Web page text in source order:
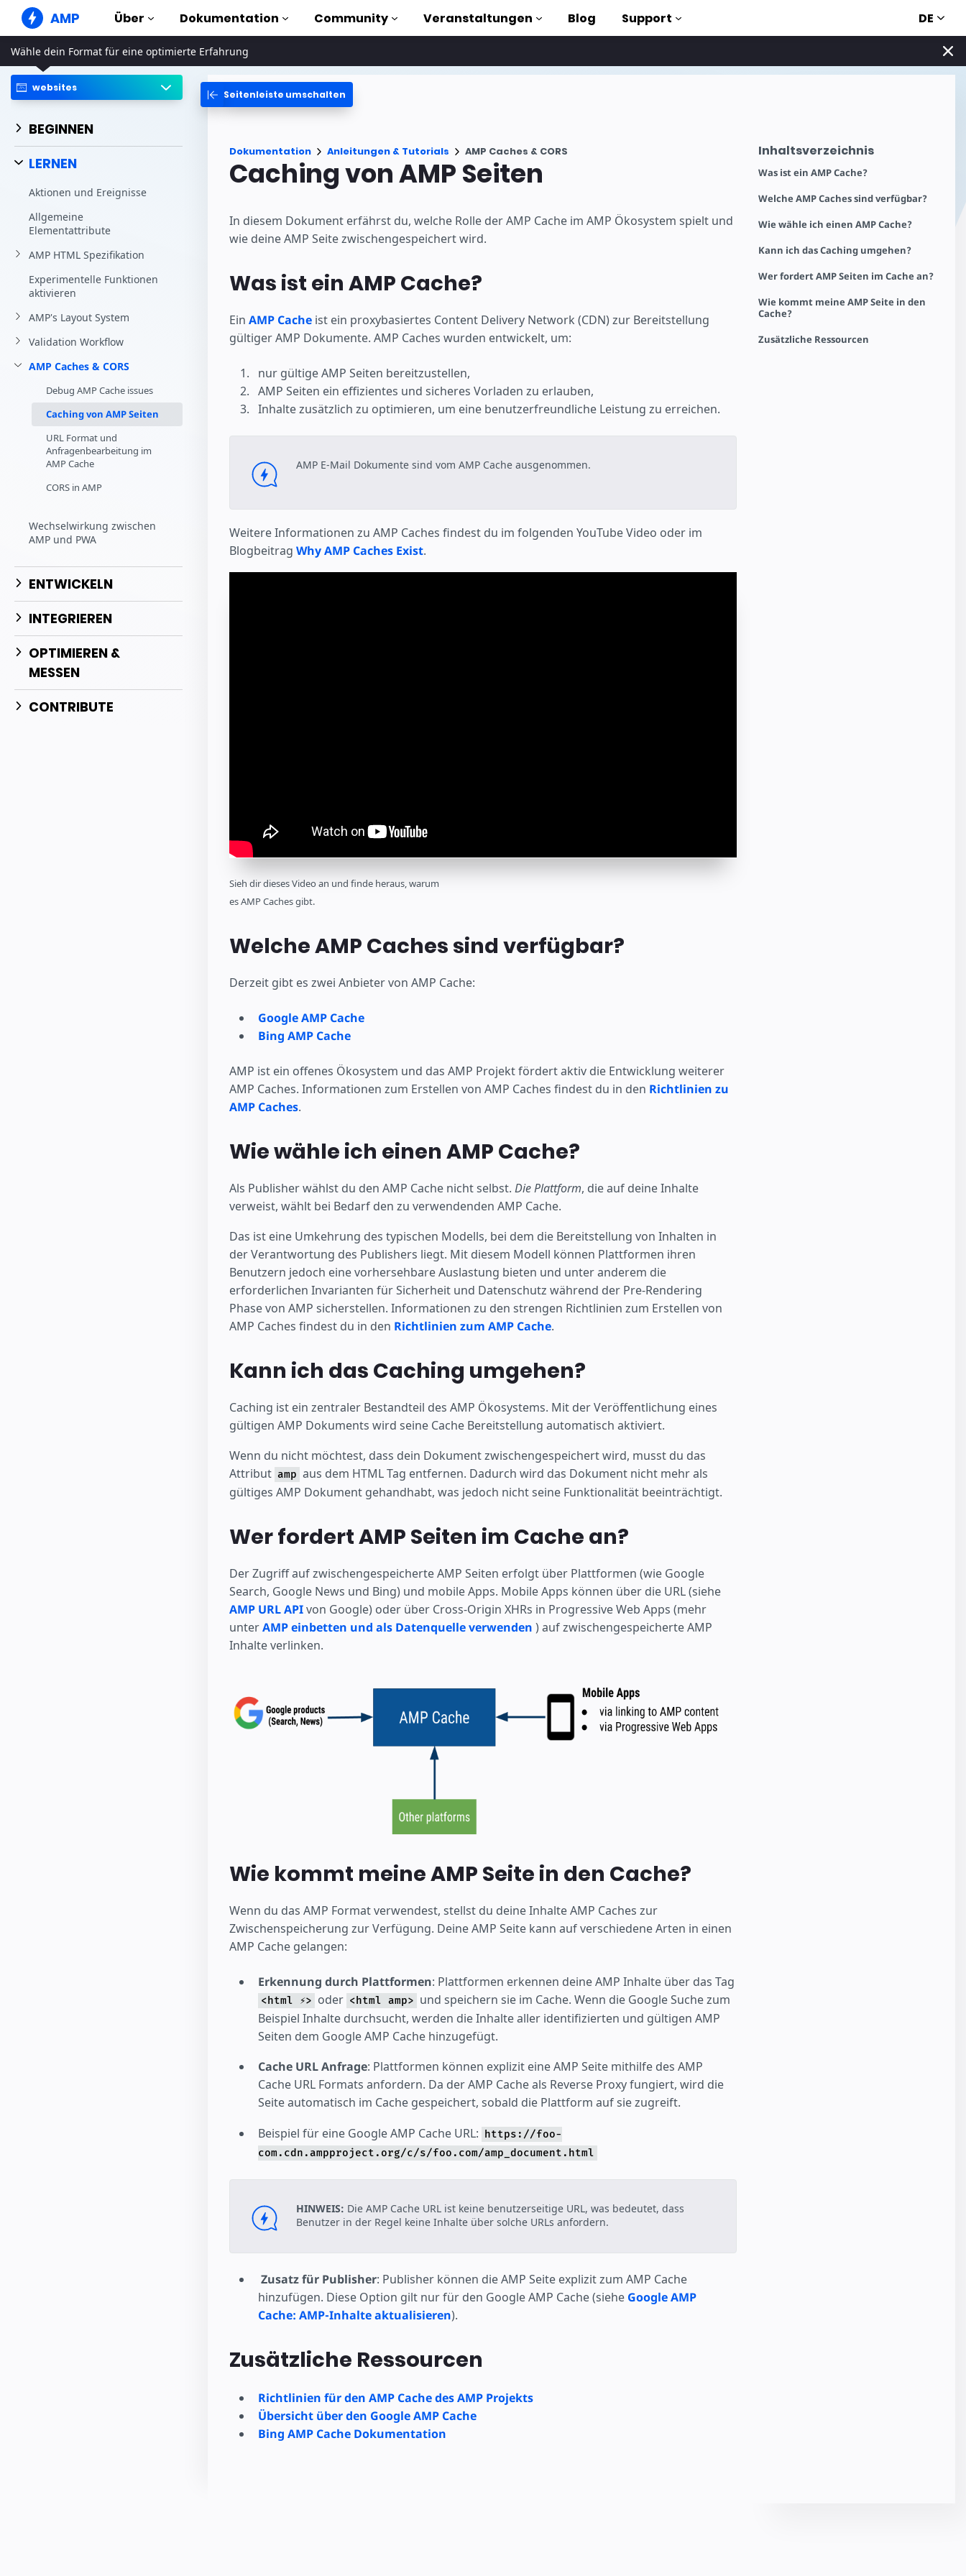
AMP Über
AMP Websites
Erstelle tadellose Web-Erlebnisse
Web Stories
Kurzweilige Storys für alle
Blitzschnelle Ads im Internet
Dokumentation
Anleitungen & Tutorials
Erste Schritte mit AMP
Die komplette AMP Bibliothek
Beispiele
Hands-on introduction to AMP
Kurse
Lerne AMP mit kostenlosen
Kursen
Sofort einsatzbereit
Starte dein eigenes Projekt
Community Veranstaltungen Blog Support DE
Wähle dein Format für eine optimierte Erfahrung
websites
BEGINNEN
LERNEN
Aktionen und Ereignisse
Allgemeine
Elementattribute
AMP HTML Spezifikation
Experimentelle Funktionen
aktivieren
AMP's Layout System
Validation Workflow
AMP Caches & CORS
Debug AMP Cache issues
Caching von AMP Seiten
URL Format und
Anfragenbearbeitung im
AMP Cache
CORS in AMP
Wechselwirkung zwischen
AMP und PWA
ENTWICKELN
INTEGRIEREN
OPTIMIEREN &
MESSEN
CONTRIBUTE
Inhaltsverzeichnis
Was ist ein AMP Cache?
Welche AMP Caches sind verfügbar?
Wie wähle ich einen AMP Cache?
Kann ich das Caching umgehen?
Wer fordert AMP Seiten im Cache an?
Wie kommt meine AMP Seite in den
Cache?
Zusätzliche Ressourcen
Seitenleiste umschalten
Dokumentation Anleitungen & Tutorials AMP Caches & CORS
Caching von AMP Seiten
In diesem Dokument erfährst du, welche Rolle der AMP Cache im AMP Ökosystem spielt und
wie deine AMP Seite zwischengespeichert wird.
Was ist ein AMP Cache?
Ein AMP Cacheist ein proxybasiertes Content Delivery Network (CDN) zur Bereitstellung
gültiger AMP Dokumente. AMP Caches wurden entwickelt, um:
nur gültige AMP Seiten bereitzustellen,
AMP Seiten ein effizientes und sicheres Vorladen zu erlauben,
Inhalte zusätzlich zu optimieren, um eine benutzerfreundliche Leistung zu erreichen.
AMP E-Mail Dokumente sind vom AMP Cache ausgenommen.
Weitere Informationen zu AMP Caches findest du im folgenden YouTube Video oder im
Blogbeitrag Why AMP Caches Exist.
Sieh dir dieses Video an und finde heraus, warum
es AMP Caches gibt.
Welche AMP Caches sind verfügbar?
Derzeit gibt es zwei Anbieter von AMP Cache:
Google AMP Cache
Bing AMP Cache
AMP ist ein offenes Ökosystem und das AMP Projekt fördert aktiv die Entwicklung weiterer
AMP Caches. Informationen zum Erstellen von AMP Caches findest du in den Richtlinien zu
AMP Caches.
Wie wähle ich einen AMP Cache?
Als Publisher wählst du den AMP Cache nicht selbst. Die Plattform, die auf deine Inhalte
verweist, wählt bei Bedarf den zu verwendenden AMP Cache.
Das ist eine Umkehrung des typischen Modells, bei dem die Bereitstellung von Inhalten in
der Verantwortung des Publishers liegt. Mit diesem Modell können Plattformen ihren
Benutzern jedoch eine vorhersehbare Auslastung bieten und unter anderem die
erforderlichen Invarianten für Sicherheit und Datenschutz während der Pre-Rendering
Phase von AMP sicherstellen. Informationen zu den strengen Richtlinien zum Erstellen von
AMP Caches findest du in den Richtlinien zum AMP Cache.
Kann ich das Caching umgehen?
Caching ist ein zentraler Bestandteil des AMP Ökosystems. Mit der Veröffentlichung eines
gültigen AMP Dokuments wird seine Cache Bereitstellung automatisch aktiviert.
Wenn du nicht möchtest, dass dein Dokument zwischengespeichert wird, musst du das
Attribut amp aus dem HTML Tag entfernen. Dadurch wird das Dokument nicht mehr als
gültiges AMP Dokument gehandhabt, was jedoch nicht seine Funktionalität beeinträchtigt.
Wer fordert AMP Seiten im Cache an?
Der Zugriff auf zwischengespeicherte AMP Seiten erfolgt über Plattformen (wie Google
Search, Google News und Bing) und mobile Apps. Mobile Apps können über die URL (siehe
AMP URL APIvon Google) oder über Cross-Origin XHRs in Progressive Web Apps (mehr
unterAMP einbetten und als Datenquelle verwenden ) auf zwischengespeicherte AMP
Inhalte verlinken.
Wie kommt meine AMP Seite in den Cache?
Wenn du das AMP Format verwendest, stellst du deine Inhalte AMP Caches zur
Zwischenspeicherung zur Verfügung. Deine AMP Seite kann auf verschiedene Arten in einen
AMP Cache gelangen:
Erkennung durch Plattformen: Plattformen erkennen deine AMP Inhalte über das Tag
<html ⚡> oder <html amp> und speichern sie im Cache. Wenn die Google Suche zum
Beispiel Inhalte durchsucht, werden die Inhalte aller identifizierten und gültigen AMP
Seiten dem Google AMP Cache hinzugefügt.
Cache URL Anfrage: Plattformen können explizit eine AMP Seite mithilfe des AMP
Cache URL Formats anfordern. Da der AMP Cache als Reverse Proxy fungiert, wird die
Seite automatisch im Cache gespeichert, sobald die Plattform auf sie zugreift.
Beispiel für eine Google AMP Cache URL:
https://foo-
com.cdn.ampproject.org/c/s/foo.com/amp_document.html
HINWEIS: Die AMP Cache URL ist keine benutzerseitige URL, was bedeutet, dass
Benutzer in der Regel keine Inhalte über solche URLs anfordern.
Zusatz für Publisher: Publisher können die AMP Seite explizit zum AMP Cache
hinzufügen. Diese Option gilt nur für den Google AMP Cache (siehe Google AMP
Cache: AMP-Inhalte aktualisieren).
Zusätzliche Ressourcen
Richtlinien für den AMP Cache des AMP Projekts
Übersicht über den Google AMP Cache
Bing AMP Cache Dokumentation